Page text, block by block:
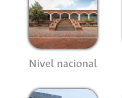
Nivel nacional